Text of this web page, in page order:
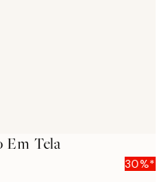
Em Tela
30%*